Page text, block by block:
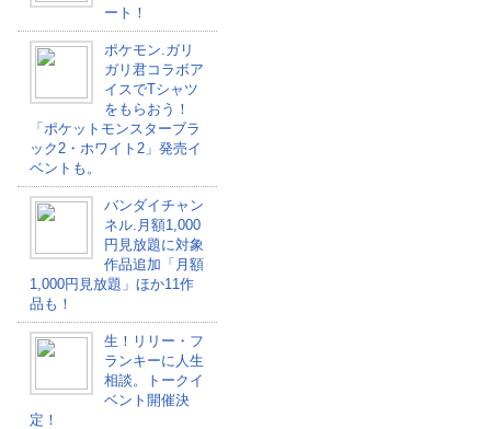
ート！
ポケモン.ガリ
ガリ君コラボア
イスでTシャツ
をもらおう！
「ポケットモンスターブラ
ック2・ホワイト2」発売イ
ベントも。
バンダイチャン
ネル.月額1,000
円見放題に対象
作品追加「月額
1,000円見放題」ほか11作
品も！
生！リリー・フ
ランキーに人生
相談。トークイ
ベント開催決
定！